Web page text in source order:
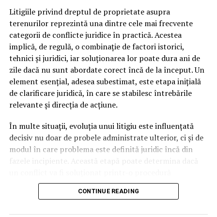
cursurile pentru copii, Antonia urmându-și profesoara
la casa de discuri Nova Music pentru a-și rafina tehnica
vocală și pentru a explora noi valențe interpretative.
Această continuitate în pregătire i-a oferit artistei
stabilitatea necesară pentru a trece de la simpla
interpretare a unor cover-uri la exprimarea propriilor
idei textuale și compoziționale.
Trecerea spre zona de songwriting s-a produs organic
în perioada adolescenței. La vârsta de 15 ani, ceea ce a
început ca un simplu proiect școlar s-a transformat în
single-ul ei de debut, intitulat „Save Me”. Lansarea piesei
nu doar că a validat potențialul creativ al tinerei în fața
ambițios: structurarea unui album complet, proces care
s-a întins pe parcursul următorilor patru ani.
Litigiile privind dreptul de proprietate asupra
terenurilor reprezintă una dintre cele mai frecvente
categorii de conflicte juridice în practică. Acestea
implică, de regulă, o combinație de factori istorici,
tehnici și juridici, iar soluționarea lor poate dura ani de
zile dacă nu sunt abordate corect încă de la început. Un
element esențial, adesea subestimat, este etapa inițială
de clarificare juridică, în care se stabilesc întrebările
relevante și direcția de acțiune.
În multe situații, evoluția unui litigiu este influențată
decisiv nu doar de probele administrate ulterior, ci și de
modul în care problema este definită juridic încă din
fazele incipiente. Această etapă poate determina dacă
administrativă, prin negociere sau printr-un proces de
durată în instanță.
CONTINUE READING